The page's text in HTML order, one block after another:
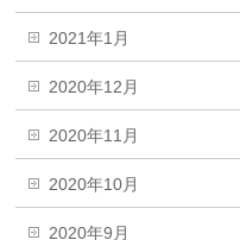
2021年1月
2020年12月
2020年11月
2020年10月
2020年9月